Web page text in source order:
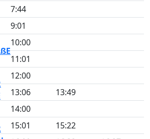
7:44
9:01
10:00
11:01
12:00
13:06
13:49
14:00
15:01
15:22